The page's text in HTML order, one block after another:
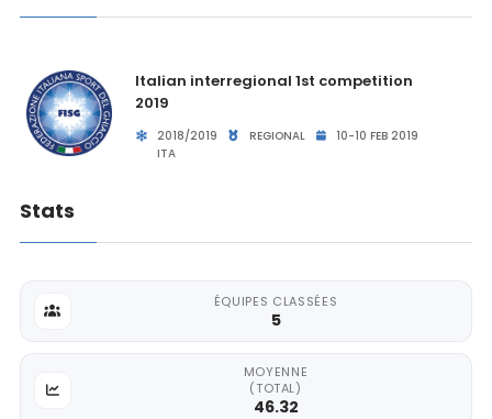
Italian interregional 1st competition
2019
2018/2019 REGIONAL
10-10 FEB 2019
ITA
Stats
ÉQUIPES CLASSÉES
5
MOYENNE
(TOTAL)
46.32